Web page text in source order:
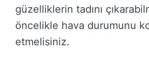
güzelliklerin tadını
öncelikle hava durumunu
etmelisiniz.